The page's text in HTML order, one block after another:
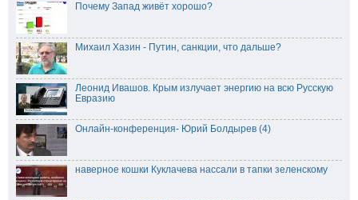
Почему Запад живёт хорошо?
Михаил Хазин - Путин, санкции, что дальше?
Леонид Ивашов. Крым излучает энергию на всю Русскую
Евразию
Онлайн-конференция- Юрий Болдырев (4)
наверное кошки Куклачева нассали в тапки зеленскому